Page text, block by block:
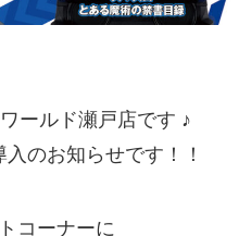
ールド瀬戸店です ♪
のお知らせです！！
コーナーに